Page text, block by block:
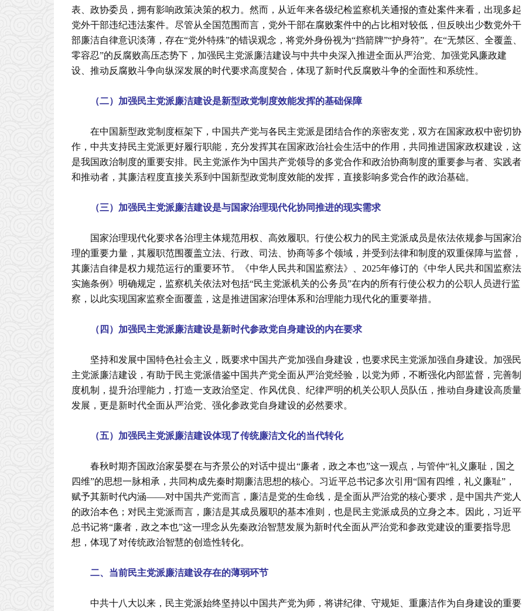
表、政协委员，拥有影响政策决策的权力。然而，从近年来各级纪检监察机关通报的查处案件来看，出现多起
党外干部违纪违法案件。尽管从全国范围而言，党外干部在腐败案件中的占比相对较低，但反映出少数党外干
部廉洁自律意识淡薄，存在“党外特殊”的错误观念，将党外身份视为“挡箭牌”“护身符”。在“无禁区、全覆盖、
零容忍”的反腐败高压态势下，加强民主党派廉洁建设与中共中央深入推进全面从严治党、加强党风廉政建
设、推动反腐败斗争向纵深发展的时代要求高度契合，体现了新时代反腐败斗争的全面性和系统性。
（二）加强民主党派廉洁建设是新型政党制度效能发挥的基础保障
在中国新型政党制度框架下，中国共产党与各民主党派是团结合作的亲密友党，双方在国家政权中密切协
作，中共支持民主党派更好履行职能，充分发挥其在国家政治社会生活中的作用，共同推进国家政权建设，这
是我国政治制度的重要安排。民主党派作为中国共产党领导的多党合作和政治协商制度的重要参与者、实践者
和推动者，其廉洁程度直接关系到中国新型政党制度效能的发挥，直接影响多党合作的政治基础。
（三）加强民主党派廉洁建设是与国家治理现代化协同推进的现实需求
国家治理现代化要求各治理主体规范用权、高效履职。行使公权力的民主党派成员‌是依法依规参与国家治
理的重要力量，其履职范围覆盖立法、行政、司法、协商等多个领域，并受到法律和制度的双重保障与监督，
其廉洁自律是权力规范运行的重要环节。《中华人民共和国监察法》、2025年修订的《中华人民共和国监察法
实施条例》明确规定，监察机关依法对包括“民主党派机关的公务员”在内的所有行使公权力的公职人员进行监
察，以此实现国家监察全面覆盖，这是推进国家治理体系和治理能力现代化的重要举措。
（四）加强民主党派廉洁建设是新时代参政党自身建设的内在要求
坚持和发展中国特色社会主义，既要求中国共产党加强自身建设，也要求民主党派加强自身建设。加强民
主党派廉洁建设，有助于民主党派借鉴中国共产党全面从严治党经验，以党为师，不断强化内部监督，完善制
度机制，提升治理能力，打造一支政治坚定、作风优良、纪律严明的机关公职人员队伍，推动自身建设高质量
发展，更是新时代全面从严治党、强化参政党自身建设的必然要求。
（五）加强民主党派廉洁建设体现了传统廉洁文化的当代转化
春秋时期齐国政治家晏婴在与齐景公的对话中提出“廉者，政之本也”这一观点，与管仲“礼义廉耻，国之
四维”的思想一脉相承，共同构成先秦时期廉洁思想的核心。习近平总书记多次引用“国有四维，礼义廉耻”，
赋予其新时代内涵——对中国共产党而言，廉洁是党的生命线，是全面从严治党的核心要求，是中国共产党人
的政治本色；对民主党派而言，廉洁是其成员履职的基本准则，也是民主党派成员的立身之本。因此，习近平
总书记将“廉者，政之本也”这一理念从先秦政治智慧发展为新时代全面从严治党和参政党建设的重要指导思
想，体现了对传统政治智慧的创造性转化。
二、当前民主党派廉洁建设存在的薄弱环节
中共十八大以来，民主党派始终坚持以中国共产党为师，将讲纪律、守规矩、重廉洁作为自身建设的重要